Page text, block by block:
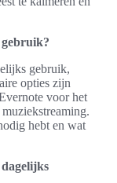
gebruik,
opties zijn
voor het
hebt en wat